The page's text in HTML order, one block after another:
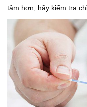
tâm hơn, hãy kiểm tra